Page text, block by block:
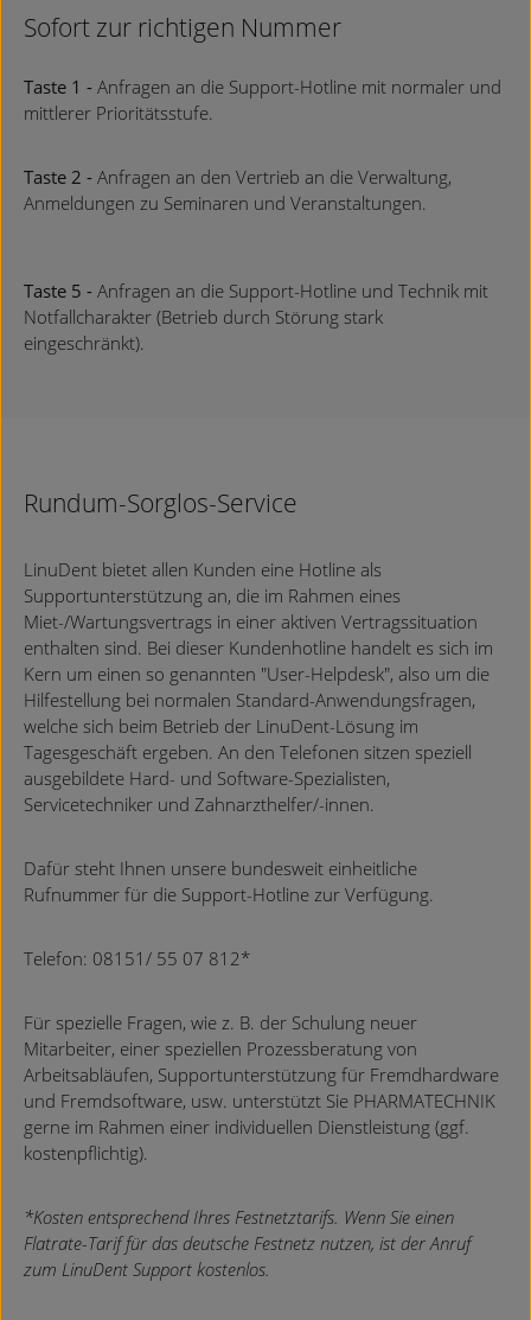
Sofort zur richtigen Nummer
Taste 1 - Anfragen an die Support-Hotline mit normaler und
mittlerer Prioritätsstufe.
Taste 2 - Anfragen an den Vertrieb an die Verwaltung,
Anmeldungen zu Seminaren und Veranstaltungen.
Taste 5 - Anfragen an die Support-Hotline und Technik mit
Notfallcharakter (Betrieb durch Störung stark
eingeschränkt).
Rundum-Sorglos-Service
LinuDent bietet allen Kunden eine Hotline als
Supportunterstützung an, die im Rahmen eines
Miet-/Wartungsvertrags in einer aktiven Vertragssituation
enthalten sind. Bei dieser Kundenhotline handelt es sich im
Kern um einen so genannten "User-Helpdesk", also um die
Hilfestellung bei normalen Standard-Anwendungsfragen,
welche sich beim Betrieb der LinuDent-Lösung im
Tagesgeschäft ergeben. An den Telefonen sitzen speziell
ausgebildete Hard- und Software-Spezialisten,
Servicetechniker und Zahnarzthelfer/-innen.
Dafür steht Ihnen unsere bundesweit einheitliche
Rufnummer für die Support-Hotline zur Verfügung.
Telefon: 08151/ 55 07 812*
Für spezielle Fragen, wie z. B. der Schulung neuer
Mitarbeiter, einer speziellen Prozessberatung von
Arbeitsabläufen, Supportunterstützung für Fremdhardware
und Fremdsoftware, usw. unterstützt Sie PHARMATECHNIK
gerne im Rahmen einer individuellen Dienstleistung (ggf.
kostenpflichtig).
*Kosten entsprechend Ihres Festnetztarifs. Wenn Sie einen
Flatrate-Tarif für das deutsche Festnetz nutzen, ist der Anruf
zum LinuDent Support kostenlos.